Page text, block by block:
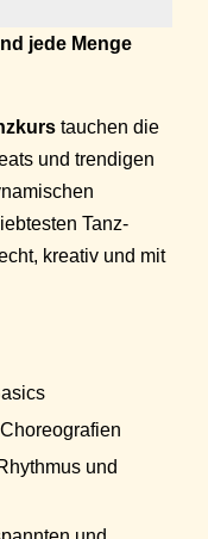
jede Menge
tauchen die
und trendigen
Tanz-
kreativ und mit
und